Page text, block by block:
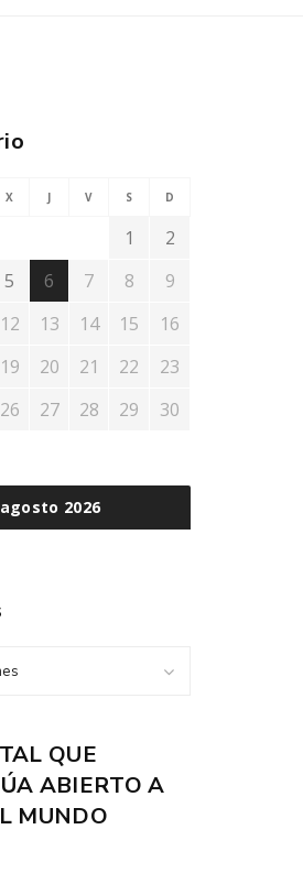
agosto 2026
X J V S D
1
2
5 6 7 8
9
12 13 14 15
16
19 20 21 22
23
26 27 28 29
30
QUE
ABIERTO A
MUNDO